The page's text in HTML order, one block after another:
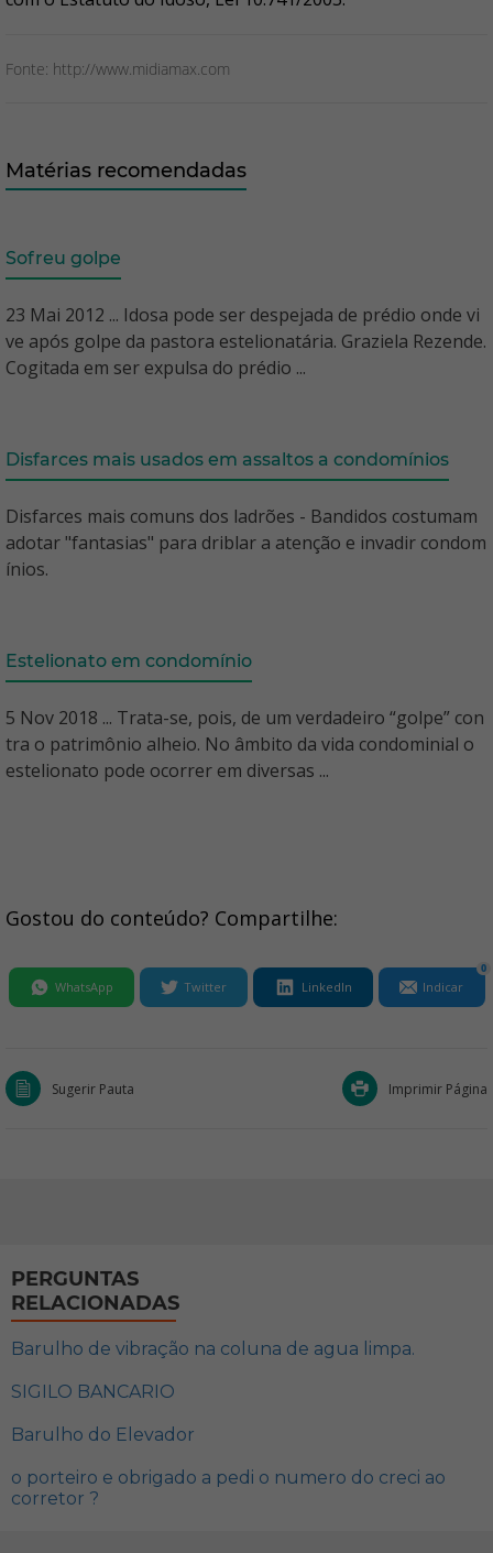
Fonte: http://www.midiamax.com
Matérias recomendadas
Sofreu golpe
23 Mai 2012 ... Idosa pode ser despejada de prédio onde vi
ve após golpe da pastora estelionatária. Graziela Rezende.
Cogitada em ser expulsa do prédio ...
Disfarces mais usados em assaltos a condomínios
Disfarces mais comuns dos ladrões - Bandidos costumam
adotar "fantasias" para driblar a atenção e invadir condom
ínios.
Estelionato em condomínio
5 Nov 2018 ... Trata-se, pois, de um verdadeiro “golpe” con
tra o patrimônio alheio. No âmbito da vida condominial o
estelionato pode ocorrer em diversas ...
Gostou do conteúdo? Compartilhe:
WhatsApp Twitter LinkedIn Indicar
0
Sugerir Pauta Imprimir Página
PERGUNTAS
RELACIONADAS
Barulho de vibração na coluna de agua limpa.
SIGILO BANCARIO
Barulho do Elevador
o porteiro e obrigado a pedi o numero do creci ao
corretor ?